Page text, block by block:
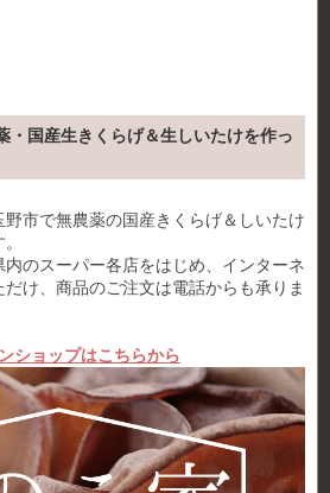
・国産生きくらげ＆生しいたけを作っ
市で無農薬の国産きくらげ＆しいたけ
のスーパー各店をはじめ、インターネ
け、商品のご注文は電話からも承りま
ショップはこちらから